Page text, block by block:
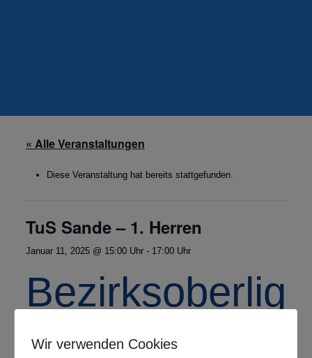
« Alle Veranstaltungen
Diese Veranstaltung hat bereits stattgefunden.
TuS Sande – 1. Herren
Januar 11, 2025 @ 15:00 Uhr- 17:00 Uhr
Bezirksoberliga
Herren Nord
Wir verwenden Cookies